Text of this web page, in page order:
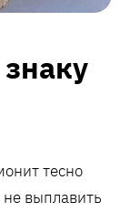
тесно
не выплавить